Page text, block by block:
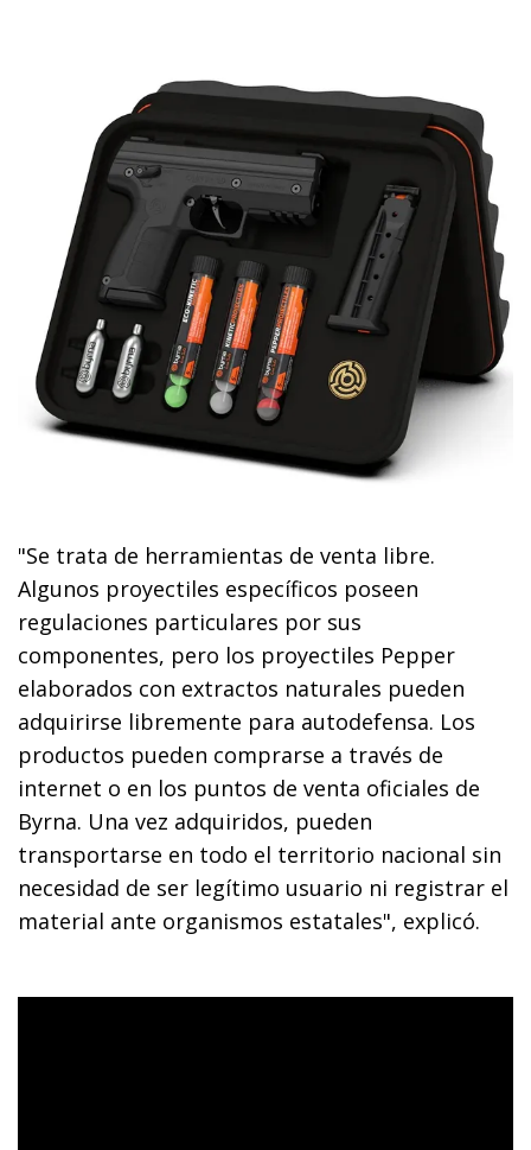
"Se trata de herramientas de venta libre.
Algunos proyectiles específicos poseen
regulaciones particulares por sus
componentes, pero los proyectiles Pepper
elaborados con extractos naturales pueden
adquirirse libremente para autodefensa. Los
productos pueden comprarse a través de
internet o en los puntos de venta oficiales de
Byrna. Una vez adquiridos, pueden
transportarse en todo el territorio nacional sin
necesidad de ser legítimo usuario ni registrar el
material ante organismos estatales", explicó.